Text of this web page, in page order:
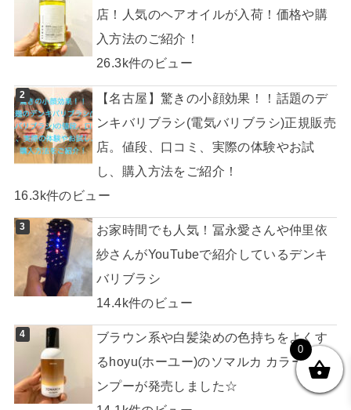
店！人気のヘアオイルが入荷！価格や購
入方法のご紹介！
26.3k件のビュー
【名古屋】驚きの小顔効果！！話題のデ
ンキバリブラシ(電気バリブラシ)正規販売
店。値段、口コミ、実際の体験やお試
し、購入方法をご紹介！
16.3k件のビュー
お家時間でも人気！冨永愛さんや仲里依
紗さんがYouTubeで紹介しているデンキ
バリブラシ
14.4k件のビュー
ブラウン系や白髪染めの色持ちをよくす
るhoyu(ホーユー)のソマルカ カラーシャ
ンプーが発売しました☆
0